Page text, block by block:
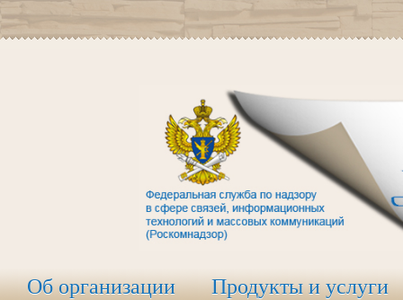
Об организации Продукты и услуги